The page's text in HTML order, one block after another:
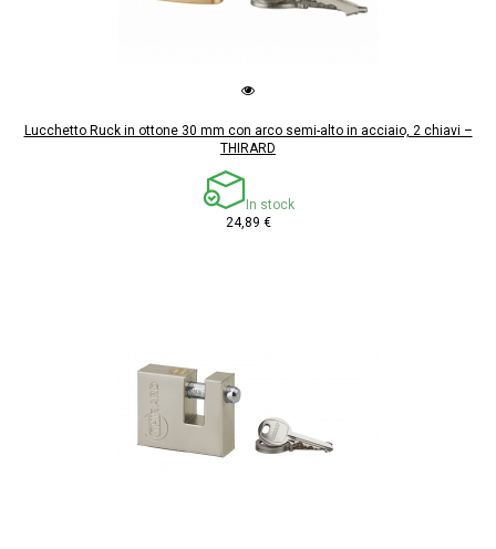
Lucchetto Ruck in ottone 30 mm con arco semi-alto in acciaio, 2 chiavi –
THIRARD
In stock
24,89 €